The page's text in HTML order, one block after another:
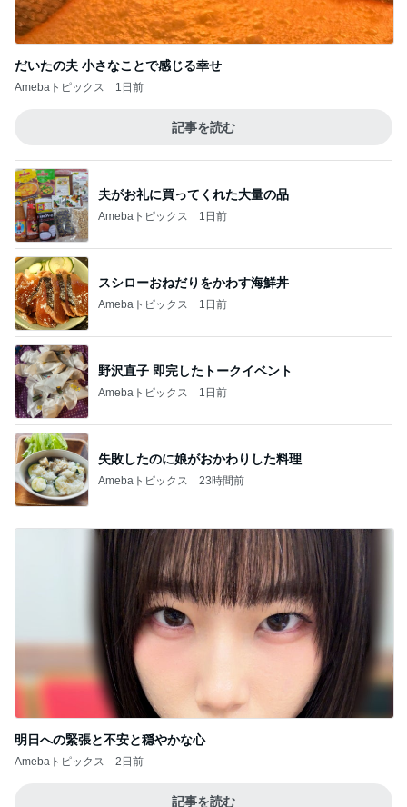
だいたの夫 小さなことで感じる幸せ
Amebaトピックス 1日前
記事を読む
夫がお礼に買ってくれた大量の品
Amebaトピックス 1日前
スシローおねだりをかわす海鮮丼
Amebaトピックス 1日前
野沢直子 即完したトークイベント
Amebaトピックス 1日前
失敗したのに娘がおかわりした料理
Amebaトピックス 23時間前
明日への緊張と不安と穏やかな心
Amebaトピックス 2日前
記事を読む